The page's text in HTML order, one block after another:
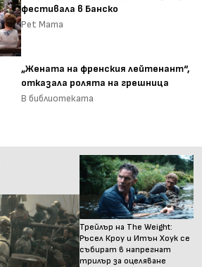
фестивала в Банско
Pet Mama
„Жената на френския лейтенант“,
отказала ролята на грешница
В библиотеката
Трейлър на The Weight:
Ръсел Кроу и Итън Хоук се
събират в напрегнат
трилър за оцеляване